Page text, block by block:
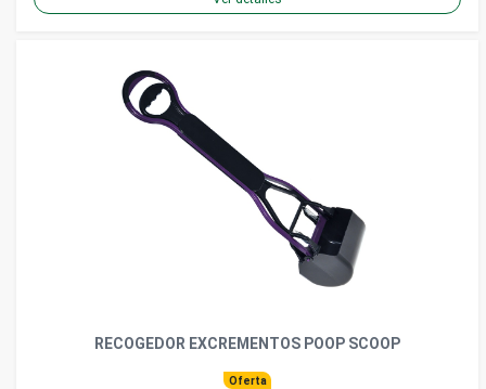
RECOGEDOR EXCREMENTOS POOP SCOOP
Oferta